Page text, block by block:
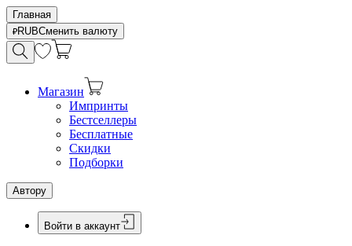
Главная
RUBСменить валюту
Магазин
Импринты
Бестселлеры
Бесплатные
Скидки
Подборки
Автору
Войти в аккаунт